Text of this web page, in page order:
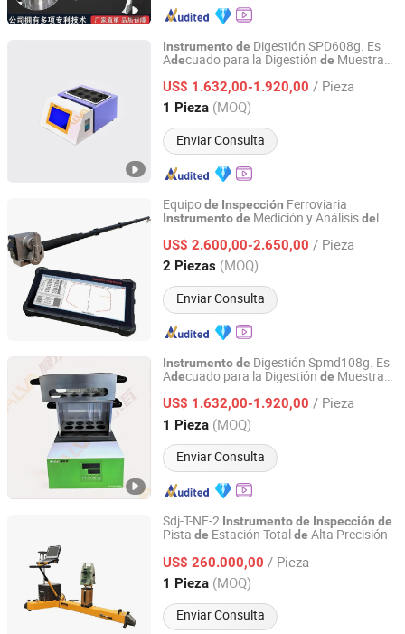
Instrumentode Digestión SPD608g. Es
Adecuado para la Digestión de Muestras
por la Industria Alimentaria y las
Institucionesde
US$ 1.632,00-1.920,00 / Pieza
1 Pieza (MOQ)
Enviar Consulta
Jinan Alva Instrument Co., Ltd.
Shandong, China Desde 2024
Equipode Inspección Ferroviaria
Instrumentode Medición y Análisisdel
US$ 2.600,00-2.650,00 / Pieza
2 Piezas (MOQ)
Enviar Consulta
Chongqing JieRail Tech Co.,Ltd.
Chongqing, China Desde 2026
Instrumentode Digestión Spmd108g. Es
Adecuado para la Digestión de Muestras
por la Industria Alimentaria y las
Instituciones de
US$ 1.632,00-1.920,00 / Pieza
1 Pieza (MOQ)
Enviar Consulta
Jinan Alva Instrument Co., Ltd.
Shandong, China Desde 2024
Sdj-T-NF-2 Instrumentode Inspección de
Pista de Estación Totalde Alta Precisión
US$ 260.000,00 / Pieza
1 Pieza (MOQ)
Enviar Consulta
Chongqing JieRail Tech Co.,Ltd.
Chongqing, China Desde 2026